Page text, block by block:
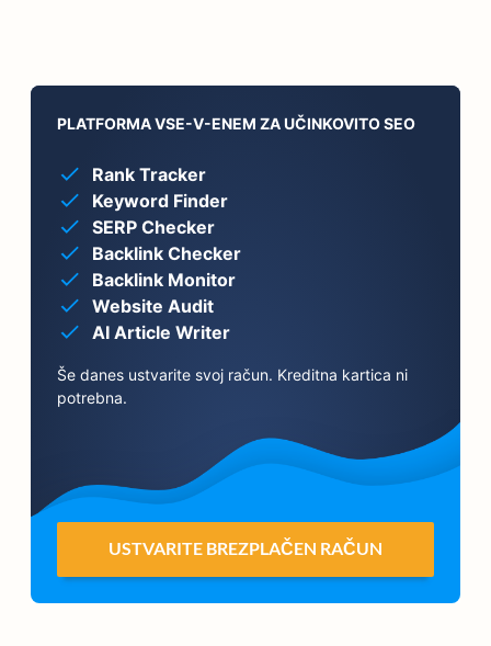
PLATFORMA VSE-V-ENEM ZA UČINKOVITO SEO
Rank Tracker
Keyword Finder
SERP Checker
Backlink Checker
Backlink Monitor
Website Audit
AI Article Writer
Še danes ustvarite svoj račun. Kreditna kartica ni
potrebna.
USTVARITE BREZPLAČEN RAČUN